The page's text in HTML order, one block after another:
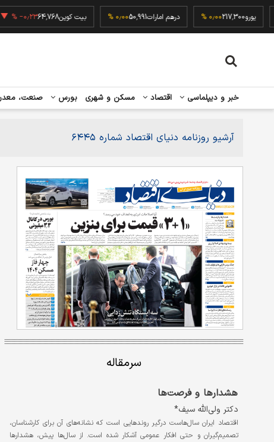
یورو217,300۰٫۰۰ % درهم امارات50,991۰٫۰۰ % بیت کوین64,768 ‎−۰٫۲۳ %
خبر و دیپلماسی اقتصاد مسکن و شهری بورس صنعت،
آرشیو روزنامه دنیای اقتصاد شماره ۶۴۴۵
سرمقاله
هشدارها و فرصت‌ها
دکتر ولی‌الله سیف*
اقتصاد ایران سال‌هاست درگیر روندهایی است که نشانه‌های آن برای کارشناسان،
تصمیم‌گیران و حتی افکار عمومی آشکار شده است. از سال‌ها پیش، هشدارها